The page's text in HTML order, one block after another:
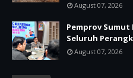
August 07, 2026
Pemprov Sumut
Seluruh
August 07, 2026